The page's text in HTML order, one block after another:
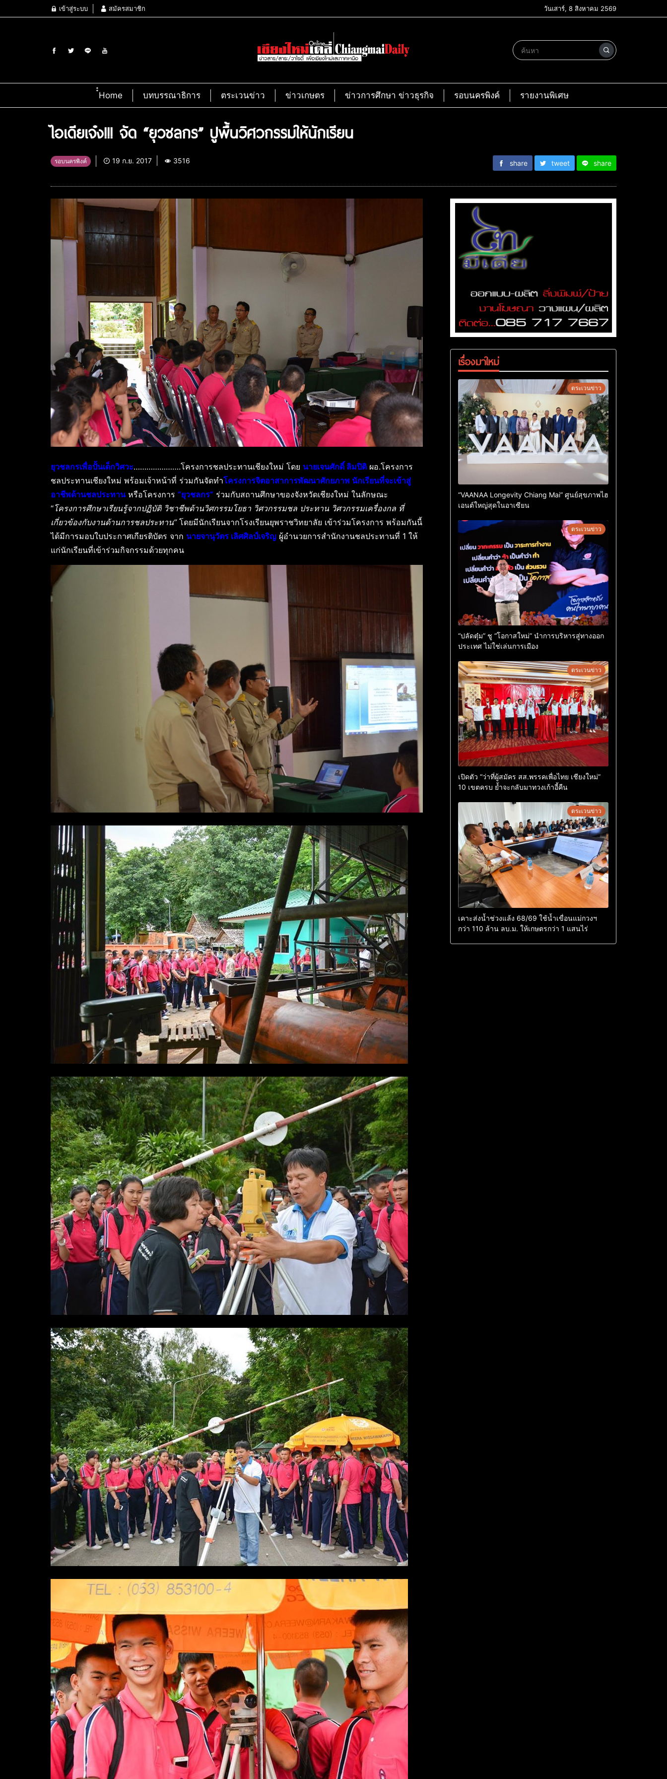
เข้าสู่ระบบ สมัครสมาชิก วันเสาร์, 8 สิงหาคม 2569
๋๋Home บทบรรณาธิการ ตระเวนข่าว ข่าวเกษตร ข่าวการศึกษา ข่าวธุรกิจ รอบนครพิงค์ รายงานพิเศษ
ไอเดียเจ๋ง!!! จัด “ยุวชลกร” ปูพื้นวิศวกรรมให้นักเรียน
รอบนครพิงค์ 19 ก.ย. 2017 3516 share tweet share
ยุวชลกรเพื่อปั้นเด็กวิศวะ………………….โครงการชลประทานเชียงใหม่ โดย นายเจนศักดิ์ ลิมปิติ ผอ.โครงการ
ชลประทานเชียงใหม่ พร้อมเจ้าหน้าที่ ร่วมกันจัดทำโครงการจิตอาสาการพัฒนาศักยภาพ นักเรียนที่จะเข้าสู่
อาชีพด้านชลประทานหรือโครงการ “ยุวชลกร” ร่วมกับสถานศึกษาของจังหวัดเชียงใหม่ ในลักษณะ
“โครงการศึกษาเรียนรู้จากปฏิบัติ วิชาชีพด้านวิศกรรมโยธา วิศวกรรมชล ประทาน วิศวกรรมเครื่องกล ที่
เกี่ยวข้องกับงานด้านการชลประทาน”โดยมีนักเรียนจากโรงเรียนยุพราชวิทยาลัย เข้าร่วมโครงการ พร้อมกันนี้
ได้มีการมอบใบประกาศเกียรติบัตร จาก นายจานุวัตร เลิศศิลป์เจริญ ผู้อำนวยการสำนักงานชลประทานที่ 1 ให้
แก่นักเรียนที่เข้าร่วมกิจกรรมด้วยทุกคน
เรื่องมาใหม่
ตระเวนข่าว
“VAANAA Longevity Chiang Mai” ศูนย์สุขภาพไฮ
เอนต์ใหญ่สุดในอาเซียน
ตระเวนข่าว
“ปลัดตุ๋ม” ชู “โอกาสใหม่” นำการบริหารสู่ทางออก
ประเทศ ไม่ใช่เล่นการเมือง
ตระเวนข่าว
เปิดตัว “ว่าที่ผู้สมัคร สส.พรรคเพื่อไทย เชียงใหม่”
10 เขตครบ ย้ำจะกลับมาทวงเก้าอี้คืน
ตระเวนข่าว
เคาะส่งน้ำช่วงแล้ง 68/69 ใช้น้ำเขื่อนแม่กวงฯ
กว่า 110 ล้าน ลบ.ม. ให้เกษตรกว่า 1 แสนไร่